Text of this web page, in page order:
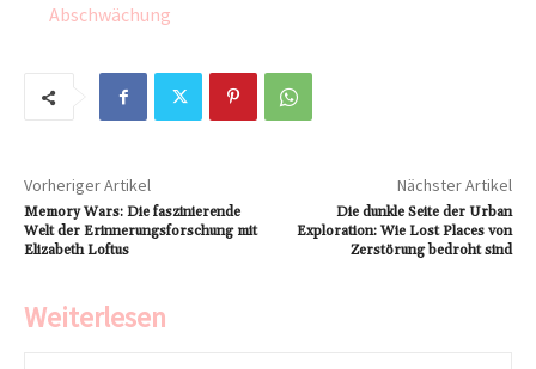
Abschwächung
Vorheriger Artikel
Memory Wars: Die faszinierende
Welt der Erinnerungsforschung mit
Elizabeth Loftus
Nächster Artikel
Die dunkle Seite der Urban
Exploration: Wie Lost Places von
Zerstörung bedroht sind
Weiterlesen